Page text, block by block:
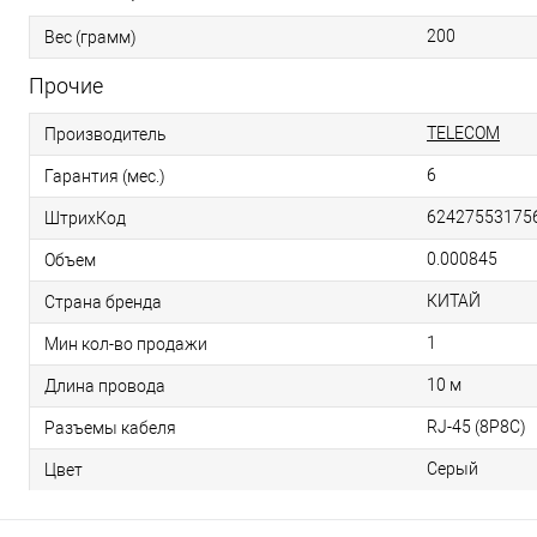
Вес (грамм) 200
Прочие
Производитель TELECOM
Гарантия (мес.) 6
ШтрихКод
Объем 0.000845
Страна бренда КИТАЙ
Мин кол-во продажи 1
Длина провода 10 м
Разъемы кабеля RJ-45 (8P8C)
Цвет Серый